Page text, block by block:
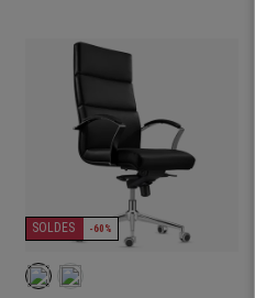
SOLDES -60%